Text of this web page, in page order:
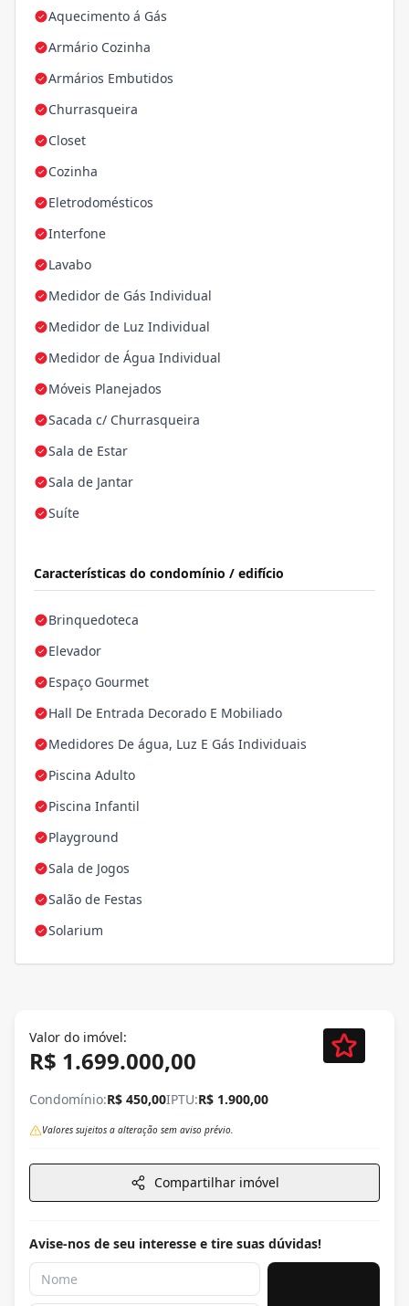
Aquecimento á Gás
Armário Cozinha
Armários Embutidos
Churrasqueira
Closet
Cozinha
Eletrodomésticos
Interfone
Lavabo
Medidor de Gás Individual
Medidor de Luz Individual
Medidor de Água Individual
Móveis Planejados
Sacada c/ Churrasqueira
Sala de Estar
Sala de Jantar
Suíte
Características do condomínio / edifício
Brinquedoteca
Elevador
Espaço Gourmet
Hall De Entrada Decorado E Mobiliado
Medidores De água, Luz E Gás Individuais
Piscina Adulto
Piscina Infantil
Playground
Sala de Jogos
Salão de Festas
Solarium
Valor do imóvel:
R$ 1.699.000,00
Condomínio:R$ 450,00IPTU:R$ 1.900,00
Valores sujeitos a alteração sem aviso prévio.
Compartilhar imóvel
Avise-nos de seu interesse e tire suas dúvidas!